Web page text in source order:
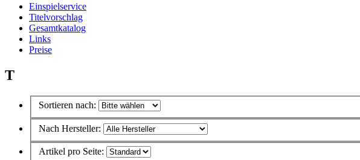
Einspielservice
Titelvorschlag
Gesamtkatalog
Links
Preise
T
Sortieren nach:
Nach Hersteller:
Artikel pro Seite: